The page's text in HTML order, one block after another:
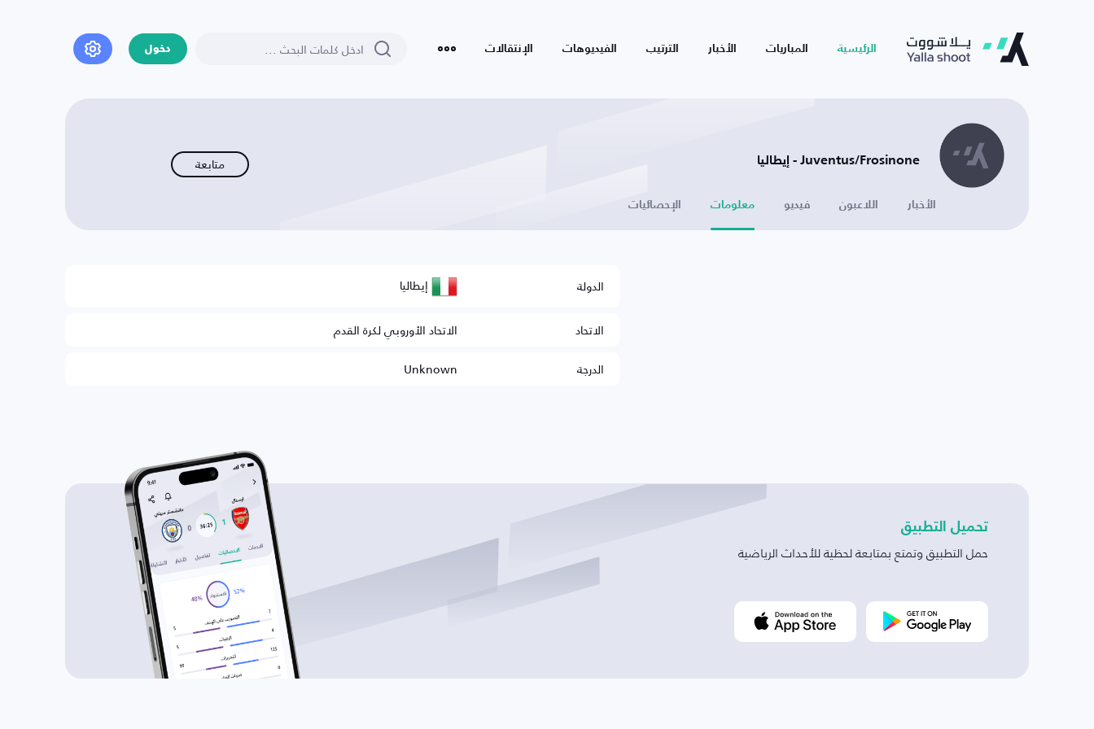
الرئيسية المباريات الأخبار الترتيب الفيديوهات الإنتقالات دخول
Juventus/Frosinone - إيطاليا متابعة
الأخبار اللاعبون فيديو معلومات الإحصائيات
الدولة إيطاليا
الاتحاد
الاتحاد الأوروبي لكرة القدم
الدرجة
Unknown
تحميل التطبيق
حمل التطبيق وتمتع بمتابعة لحظية للأحداث الرياضية